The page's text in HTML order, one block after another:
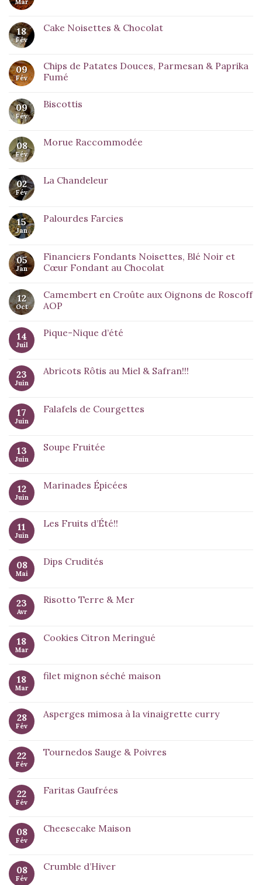
Mar
18
Fév
Cake Noisettes & Chocolat
09
Fév
Chips de Patates Douces, Parmesan & Paprika
Fumé
09
Fév
Biscottis
08
Fév
Morue Raccommodée
02
Fév
La Chandeleur
15
Jan
Palourdes Farcies
05
Jan
Financiers Fondants Noisettes, Blé Noir et
Cœur Fondant au Chocolat
12
Oct
Camembert en Croûte aux Oignons de Roscoff
AOP
14
Juil
Pique-Nique d’été
23
Juin
Abricots Rôtis au Miel & Safran!!!
17
Juin
Falafels de Courgettes
13
Juin
Soupe Fruitée
12
Juin
Marinades Épicées
11
Juin
Les Fruits d’Été!!
08
Mai
Dips Crudités
23
Avr
Risotto Terre & Mer
18
Mar
Cookies Citron Meringué
18
Mar
filet mignon séché maison
28
Fév
Asperges mimosa à la vinaigrette curry
22
Fév
Tournedos Sauge & Poivres
22
Fév
Faritas Gaufrées
08
Fév
Cheesecake Maison
08
Fév
Crumble d’Hiver